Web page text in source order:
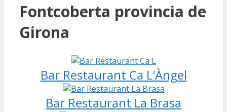
Fontcoberta provincia de
Girona
Bar Restaurant Ca L'Àngel
Bar Restaurant La Brasa